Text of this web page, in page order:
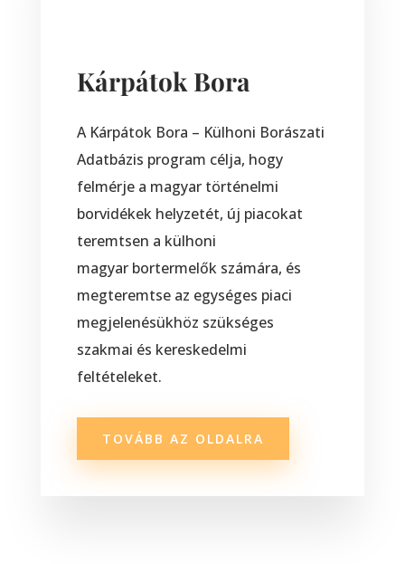
Kárpátok Bora
A Kárpátok Bora – Külhoni Borászati
Adatbázis program célja, hogy
felmérje a magyar történelmi
borvidékek helyzetét, új piacokat
teremtsen a külhoni
magyar bortermelők számára, és
megteremtse az egységes piaci
megjelenésükhöz szükséges
szakmai és kereskedelmi
feltételeket.
TOVÁBB AZ OLDALRA